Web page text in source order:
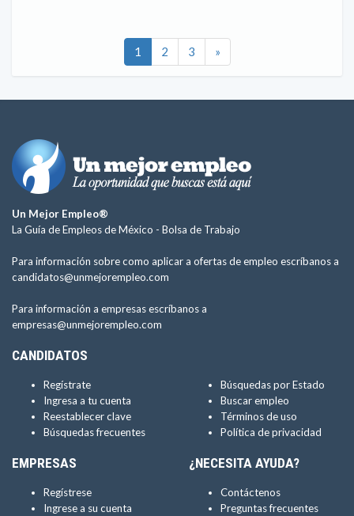
1 2 3 »
Un Mejor Empleo®
La Guía de Empleos de México - Bolsa de Trabajo
Para información sobre como aplicar a ofertas de empleo escríbanos a
candidatos@unmejorempleo.com
Para información a empresas escríbanos a
empresas@unmejorempleo.com
CANDIDATOS
Regístrate
Ingresa a tu cuenta
Reestablecer clave
Búsquedas frecuentes
Búsquedas por Estado
Buscar empleo
Términos de uso
Política de privacidad
EMPRESAS
Regístrese
Ingrese a su cuenta
¿NECESITA AYUDA?
Contáctenos
Preguntas frecuentes